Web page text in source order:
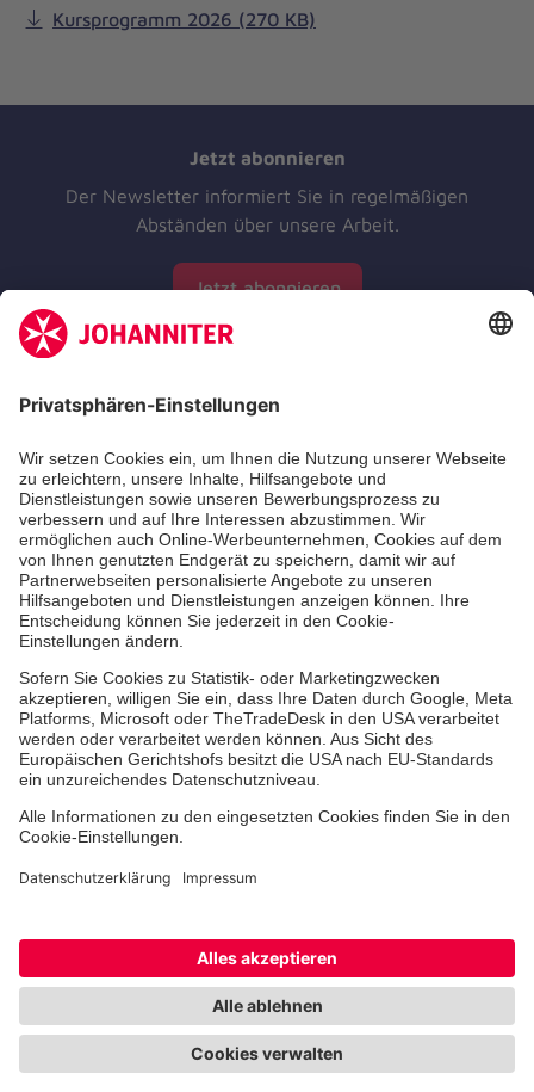
Kursprogramm 2026 (270 KB)
Jetzt abonnieren
Der Newsletter informiert Sie in regelmäßigen
Abständen über unsere Arbeit.
Jetzt abonnieren
Zertifizierung der Johanniter-Unfall-Hilfe e.V.
Die Johanniter GmbH führt das Spendenzertifikat
des Deutschen Spendenrats e.V.
Über uns
Cookie-Einstellungen Barrierefreiheit Impressum
Kontakt Widerruf